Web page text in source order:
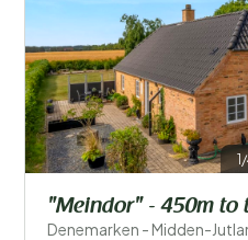
"Meindor" - 450m to
Denemarken - Midden-